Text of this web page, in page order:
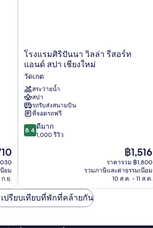
ยม
ก.ย.
โรงแรม
ศิริ
ปัน
นา
วิลล่า
รีสอร์ท
แอนด์
สปา
เชียงใหม่
วัด
โรงแรมศิริปันนา วิลล่า รีสอร์ท
แอนด์ สปา เชียงใหม่
วัดเกต
สระว่ายน้ำ
สปา
รถรับส่งสนามบิน
ที่จอดรถฟรี
8.4
จาก
8.4 ดีมาก
1,000 รีวิว
ราคา
ปัจจุบัน
คือ
฿1,516
฿1,516
ราคารวม ฿1,800
รวมภาษีและค่าธรรมเนียม
10 ส.ค. - 11 ส.ค.
เปรียบเทียบที่พักที่คล้ายกัน